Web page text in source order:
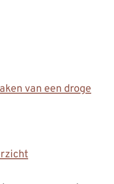
van een droge